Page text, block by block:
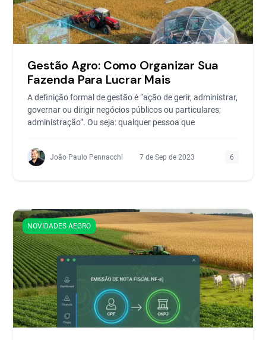
Gestão Agro: Como Organizar Sua
Fazenda Para Lucrar Mais
A definição formal de gestão é “ação de gerir, administrar,
governar ou dirigir negócios públicos ou particulares;
administração”. Ou seja: qualquer pessoa que
João Paulo Pennacchi 7 de Sep de 2023 6
NOVIDADES AEGRO